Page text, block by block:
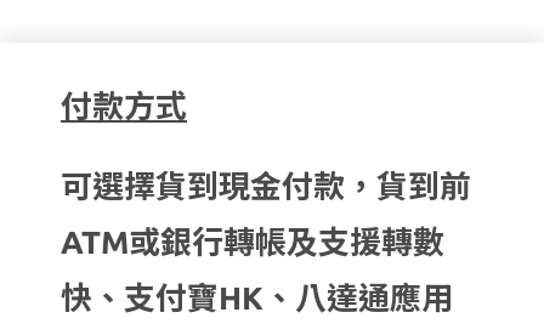
付款方式
可選擇貨到現金付款，貨到前
ATM或銀行轉帳及支援轉數
快、支付寶HK、八達通應用